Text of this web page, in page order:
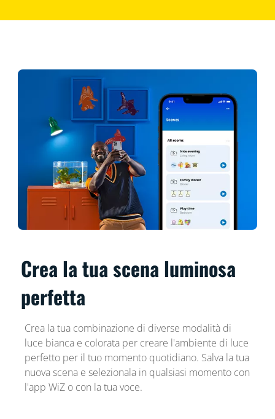
Crea la tua scena luminosa
perfetta
Crea la tua combinazione di diverse modalità di
luce bianca e colorata per creare l'ambiente di luce
perfetto per il tuo momento quotidiano. Salva la tua
nuova scena e selezionala in qualsiasi momento con
l'app WiZ o con la tua voce.